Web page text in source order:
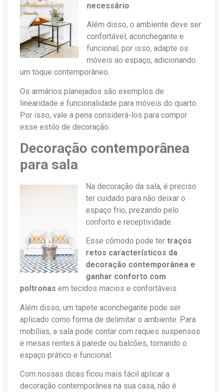
necessário
Além disso, o ambiente deve ser
confortável, aconchegante e
funcional, por isso, adapte os
móveis ao espaço, adicionando
um toque contemporâneo.
Os armários planejados são exemplos de
linearidade e funcionalidade para móveis do quarto.
Por isso, vale a pena considerá-los para compor
esse estilo de decoração.
Decoração contemporânea
para sala
Na decoração da sala, é preciso
ter cuidado para não deixar o
espaço frio, prezando pelo
conforto e receptividade.
Esse cômodo pode ter traços
retos característicos da
decoração contemporânea e
ganhar conforto com
poltronas em tecidos macios e confortáveis.
Além disso, um tapete aconchegante pode ser
aplicado como forma de delimitar o ambiente. Para
mobílias, a sala pode contar com raques suspensos
e mesas rentes à parede ou balcões, tornando o
espaço prático e funcional.
Com nossas dicas ficou mais fácil aplicar a
decoração contemporânea na sua casa, não é